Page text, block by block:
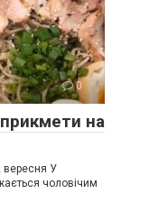
0
на
вересня У
чоловічим